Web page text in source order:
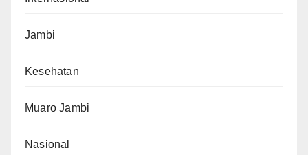
Jambi
Kesehatan
Muaro Jambi
Nasional